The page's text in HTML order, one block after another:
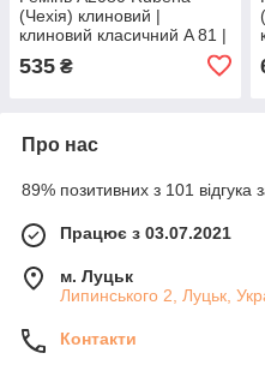
(Чехія) клиновий |
клиновий класичний A 81 |
535 ₴
Про нас
89% позитивних з 101 відгука
Працює з 03.07.2021
м. Луцьк
Липинського 2, Луцьк,
Контакти